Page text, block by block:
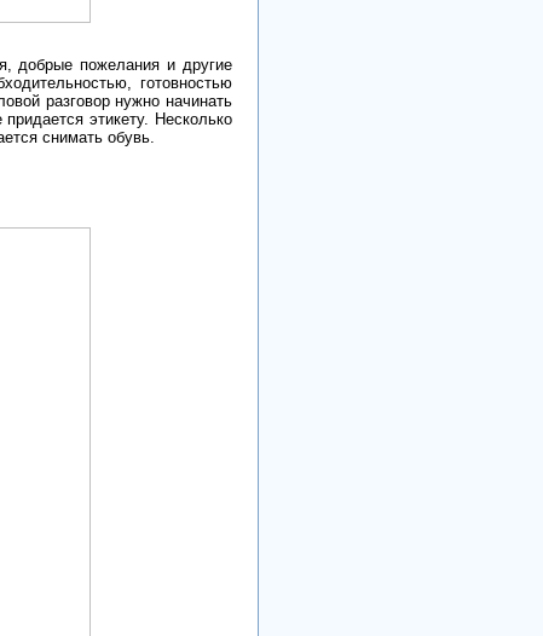
добрые пожелания и другие
готовностью
разговор нужно начинать
этикету. Несколько
снимать обувь.